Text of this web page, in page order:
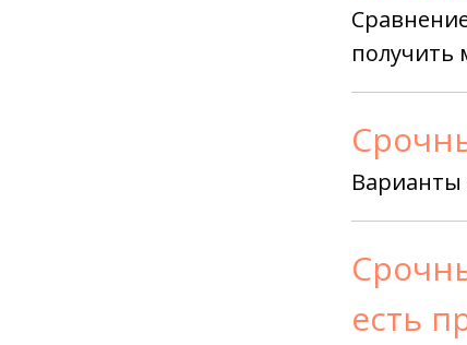
получить
Варианты
есть